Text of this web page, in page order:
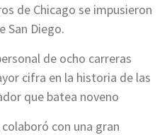
de Chicago se impusieron
San Diego.
de ocho carreras
cifra en la historia de las
que batea noveno
con una gran